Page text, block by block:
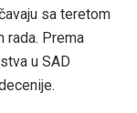
sa teretom
rada. Prema
u SAD